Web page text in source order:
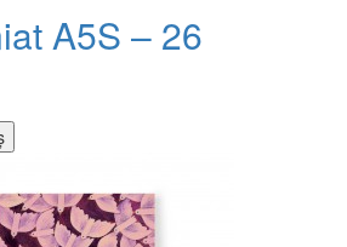
A5S – 26